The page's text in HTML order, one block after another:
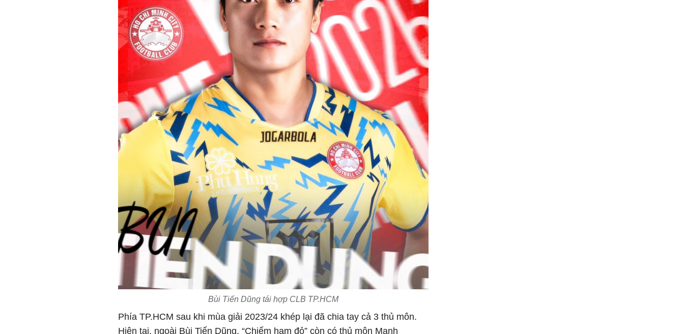
Bùi Tiến Dũng tái hợp CLB TP.HCM
Phía TP.HCM sau khi mùa giải 2023/24 khép lại đã chia tay cả 3 thủ môn.
Hiện tại, ngoài Bùi Tiến Dũng, “Chiếm hạm đỏ” còn có thủ môn Mạnh